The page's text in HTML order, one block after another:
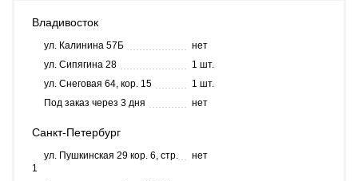
Владивосток
ул. Калинина 57Б
нет
ул. Сипягина 28
1 шт.
ул. Снеговая 64, кор. 15
1 шт.
Под заказ через 3 дня
нет
Санкт-Петербург
ул. Пушкинская 29 кор. 6, стр.
1
нет